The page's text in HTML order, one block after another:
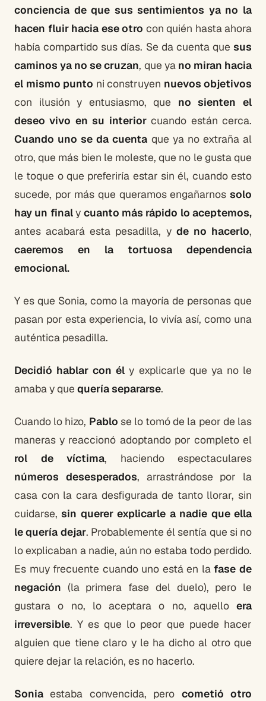
conciencia de que sus sentimientos ya no la
hacen fluir hacia ese otro con quién hasta ahora
había compartido sus días. Se da cuenta que sus
caminos ya no se cruzan, que ya no miran hacia
el mismo punto ni construyen nuevos objetivos
con ilusión y entusiasmo, que no sienten el
deseo vivo en su interiorcuando están cerca.
Cuando uno se da cuenta que ya no extraña al
otro, que más bien le moleste, que no le gusta que
le toque o que preferiría estar sin él, cuando esto
sucede, por más que queramos engañarnos solo
hay un finaly cuanto más rápido lo aceptemos,
antes acabará esta pesadilla, y de no hacerlo,
caeremos en la tortuosa dependencia
emocional.
Y es que Sonia, como la mayoría de personas que
pasan por esta experiencia, lo vivía así, como una
auténtica pesadilla.
Decidió hablar con él y explicarle que ya no le
amaba y que quería separarse.
Cuando lo hizo, Pablo se lo tomó de la peor de las
maneras y reaccionó adoptando por completo el
rol de víctima, haciendo espectaculares
números desesperados, arrastrándose por la
casa con la cara desfigurada de tanto llorar, sin
cuidarse,sin querer explicarle a nadie que ella
le quería dejar. Probablemente él sentía que si no
lo explicaban a nadie, aún no estaba todo perdido.
Es muy frecuente cuando uno está en lafase de
negación (la primera fase del duelo), pero le
gustara o no, lo aceptara o no, aquello era
irreversible. Y es que lo peor que puede hacer
alguien que tiene claro y le ha dicho al otro que
quiere dejar la relación, es no hacerlo.
Soniaestaba convencida, pero cometió otro